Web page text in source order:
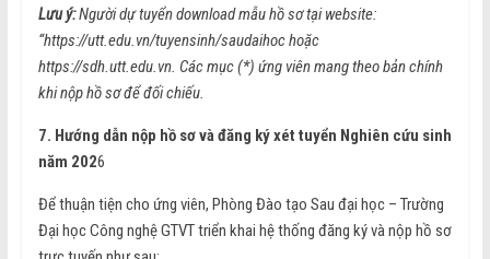
Lưu ý:Người dự tuyển download mẫu hồ sơ tại website:
“https://utt.edu.vn/tuyensinh/saudaihoc hoặc
https://sdh.utt.edu.vn. Các mục (*) ứng viên mang theo bản chính
khi nộp hồ sơ để đối chiếu.
7. Hướng dẫn nộp hồ sơ và đăng ký xét tuyển Nghiên cứu sinh
năm 2026
Để thuận tiện cho ứng viên, Phòng Đào tạo Sau đại học – Trường
Đại học Công nghệ GTVT triển khai hệ thống đăng ký và nộp hồ sơ